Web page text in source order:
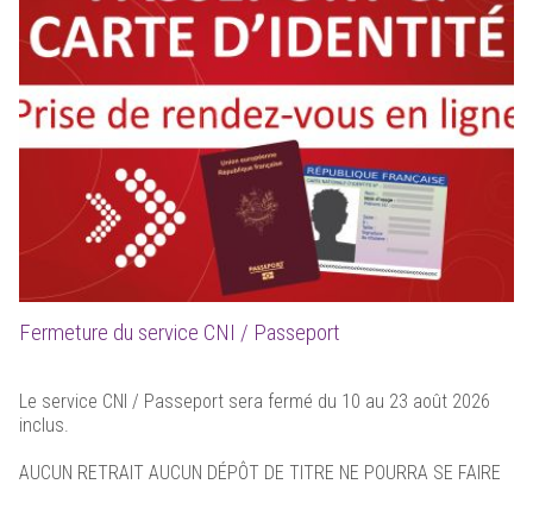
Fermeture du service CNI / Passeport
Le service CNI / Passeport sera fermé du 10 au 23 août 2026
inclus.
AUCUN RETRAIT AUCUN DÉPÔT DE TITRE NE POURRA SE FAIRE